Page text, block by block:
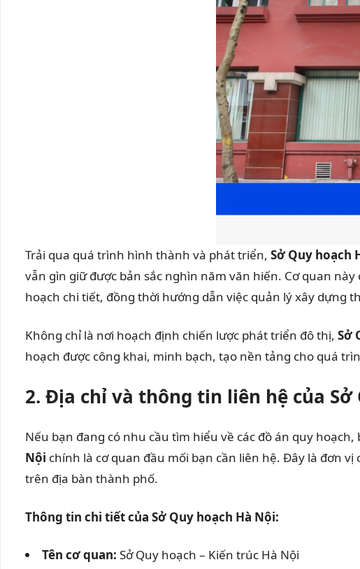
Trải qua quá trình hình thành và phát triển, Sở Quy hoạch
vẫn gìn giữ được bản sắc nghìn năm văn hiến. Cơ quan
hoạch chi tiết, đồng thời hướng dẫn việc quản lý xây dựng
Không chỉ là nơi hoạch định chiến lược phát triển đô thị, Sở
hoạch được công khai, minh bạch, tạo nền tảng cho quá
2. Địa chỉ và thông tin liên hệ của Sở
Nếu bạn đang có nhu cầu tìm hiểu về các đồ án quy
Nội chính là cơ quan đầu mối bạn cần liên hệ. Đây là đơn
trên địa bàn thành phố.
Thông tin chi tiết của Sở Quy hoạch Hà Nội:
Tên cơ quan: Sở Quy hoạch – Kiến trúc Hà Nội